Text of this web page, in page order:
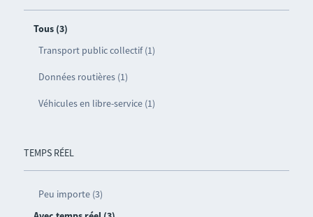
Tous (3)
Transport public collectif (1)
Données routières (1)
Véhicules en libre-service (1)
TEMPS RÉEL
Peu importe (3)